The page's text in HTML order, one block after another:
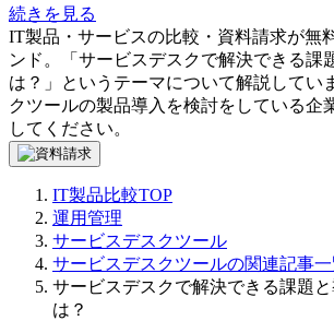
続きを見る
IT製品・サービスの比較・資料請求が無
ンド。「 サービスデスクで解決できる課
は？ 」というテーマについて解説してい
クツールの製品導入を検討をしている企
してください。
IT製品比較TOP
運用管理
サービスデスクツール
サービスデスクツールの関連記事一
サービスデスクで解決できる課題
は？